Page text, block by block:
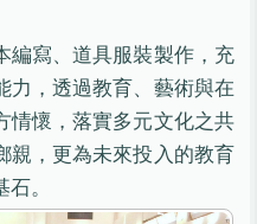
編寫、道具服裝製作，充
力，透過教育、藝術與在
情懷，落實多元文化之共
親，更為未來投入的教育
。